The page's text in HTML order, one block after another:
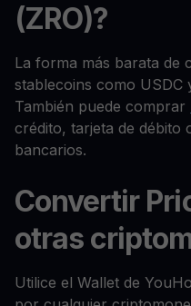
(ZRO)?
La forma más barata de
stablecoins como
También puede comprar
crédito, tarjeta de débito
bancarios.
Convertir
otras
Utilice el Wallet de